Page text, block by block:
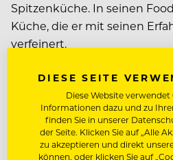
Spitzenküche. In seinen
Küche, die er mit seinen
verfeinert.
DIESE SEITE
Diese Website
Informationen dazu und zu
finden Sie in unserer
der Seite. Klicken Sie auf „Alle
zu akzeptieren und direkt
können, oder klicken Sie auf